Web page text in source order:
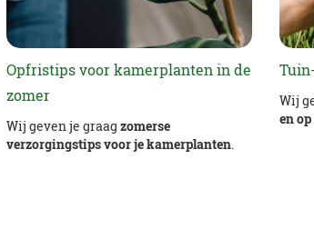
Opfristips voor kamerplanten in de
zomer
Wij geven je graag zomerse
verzorgingstips voor je kamerplanten.
Wij
en